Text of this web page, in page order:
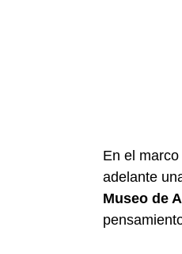
En el
adelante
Museo de